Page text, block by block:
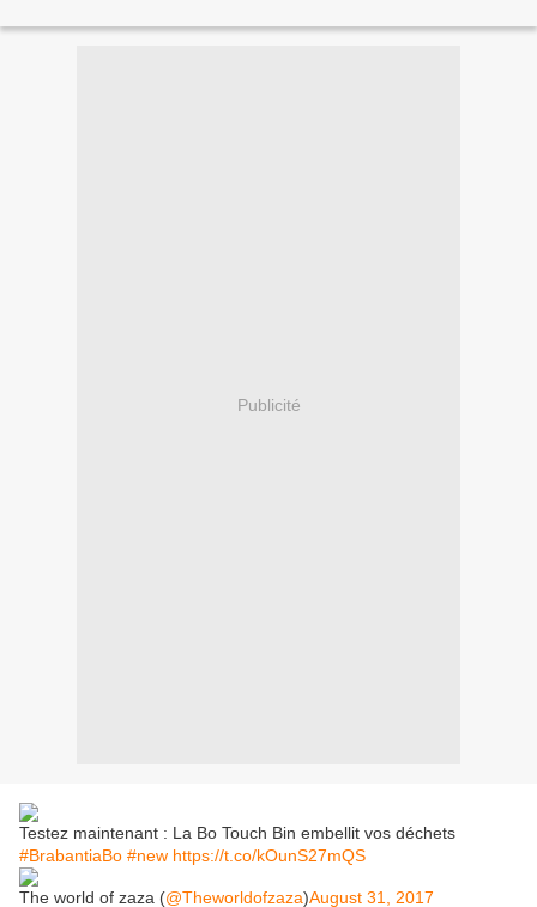
Publicité
Testez maintenant : La Bo Touch Bin embellit vos déchets
#BrabantiaBo #new https://t.co/kOunS27mQS
The world of zaza (@Theworldofzaza)August 31, 2017